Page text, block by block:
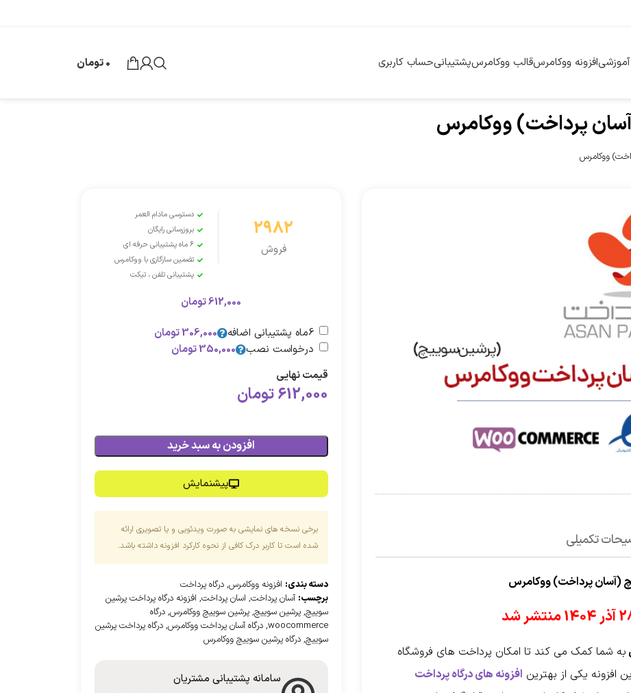
افزونه ووکامرسقالب ووکامرسپشتیبانیحساب کاربری 0تومان
پرداخت) ووکامرس
ووکامرس
تکمیلی
(آسان پرداخت) ووکامرس
به شما کمک می کند تا امکان پرداخت های فروشگاه
افزونه یکی از بهترین افزونه های درگاه پرداخت
2982
فروش
دسترسی مادام العمر
بروزرسانی رایگان
6 ماه پشتیبانی حرفه ای
تضمین سازگاری با ووکامرس
پشتیبانی تلفن ، تیکت
612,000تومان
6ماه پشتیبانی اضافه
306,000تومان
درخواست نصب
350,000تومان
قیمت نهایی
612,000تومان
افزودن به سبد خرید
پیشنمایش
برخی نسخه های نمایشی به صورت ویدئویی و یا تصویری ارائه
شده است تا کاربر درک کافی از نحوه کارکرد افزونه داشته باشد.
دسته بندی: افزونه ووکامرس,درگاه پرداخت
برچسب: آسان پرداخت, اسان پرداخت, افزونه درگاه پرداخت پرشین
سوییچ,پرشین سوییچ,پرشین سوییچ ووکامرس,درگاه
woocommerce
,درگاه آسان پرداخت ووکامرس,درگاه پرداخت پرشین
سوییچ,درگاه پرشین سوییچ ووکامرس
سامانه پشتیبانی مشتریان